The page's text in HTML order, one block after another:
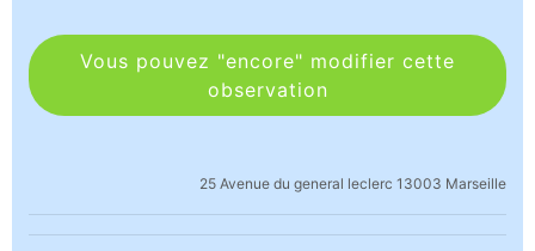
Vous pouvez "encore" modifier cette
observation
25 Avenue du general leclerc 13003 Marseille